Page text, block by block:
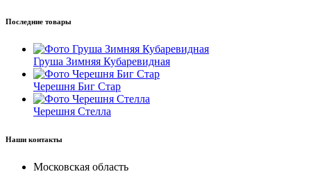
Последние товары
Груша Зимняя Кубаревидная
Черешня Биг Стар
Черешня Стелла
Наши контакты
Московская область